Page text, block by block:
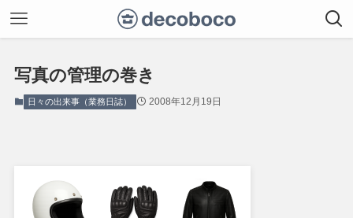
写真の管理の巻き
日々の出来事（業務日誌） 2008年12月19日